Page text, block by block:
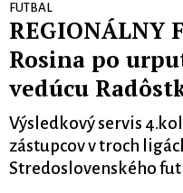
FUTBAL
REGIONÁLNY
Rosina po
vedúcu
Výsledkový servis
zástupcov v troch
Stredoslovenského